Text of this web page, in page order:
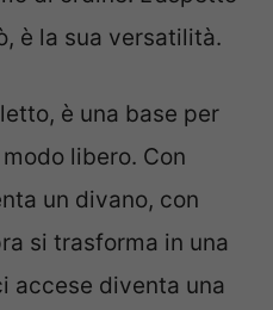
è la sua versatilità.
è una base per
libero. Con
un divano, con
si trasforma in una
accese diventa una